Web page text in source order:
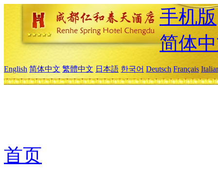
手机版
简体
English 简体中文 繁體中文 日本語 한국어 Deutsch Français
首页